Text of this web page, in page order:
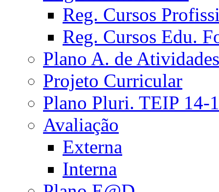
Reg. Cursos
Reg. Cursos Edu.
Plano A. de Atividades
Projeto Curricular
Plano Pluri. TEIP 14-
Avaliação
Externa
Interna